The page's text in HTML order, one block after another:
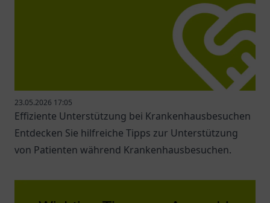
23.05.2026 17:05
Effiziente Unterstützung bei Krankenhausbesuchen
Entdecken Sie hilfreiche Tipps zur Unterstützung
von Patienten während Krankenhausbesuchen.